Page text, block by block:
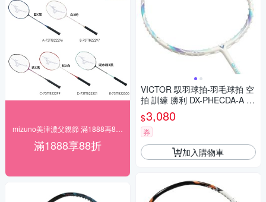
滿1888享88折
VICTOR 馭羽球拍-羽毛球拍 空
拍 訓練 勝利 DX-PHECDA-A 白
湖水綠紫
$3,080
券
加入購物車